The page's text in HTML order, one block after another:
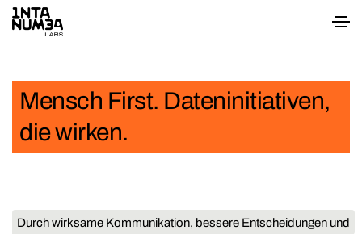
Mensch First. Dateninitiativen,
die wirken.
Durch wirksame Kommunikation, bessere Entscheidungen und